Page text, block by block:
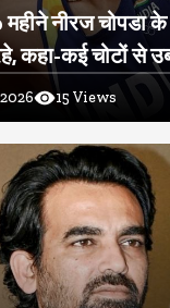
नीरज चोपडा के
कहा-कई चोटों से
15 Views